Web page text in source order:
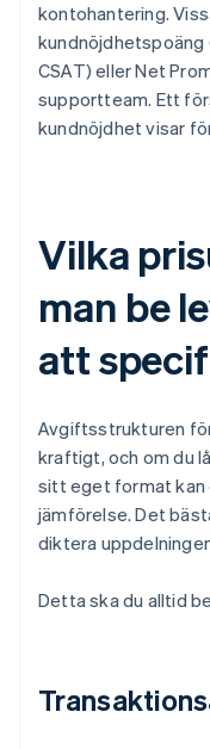
kontohantering.
kundnöjdhetspoäng
CSAT) eller Net
supportteam. Ett
kundnöjdhet visar
Vilka
man be
att
Avgiftsstrukturen
kraftigt, och om du
sitt eget format kan
jämförelse. Det
diktera
Detta ska du alltid